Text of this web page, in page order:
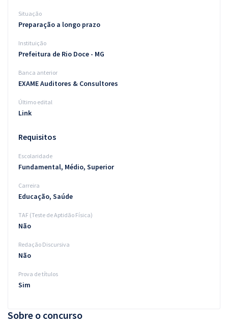
Questões grátis
Blog
Aprovados
Atendimento
Sobre o concurso
Situação
Preparação a longo prazo
Instituição
Prefeitura de Rio Doce - MG
Banca anterior
EXAME Auditores & Consultores
Último edital
Link
Requisitos
Escolaridade
Fundamental, Médio, Superior
Carreira
Educação, Saúde
TAF (Teste de Aptidão Física)
Não
Redação Discursiva
Não
Prova de títulos
Sim